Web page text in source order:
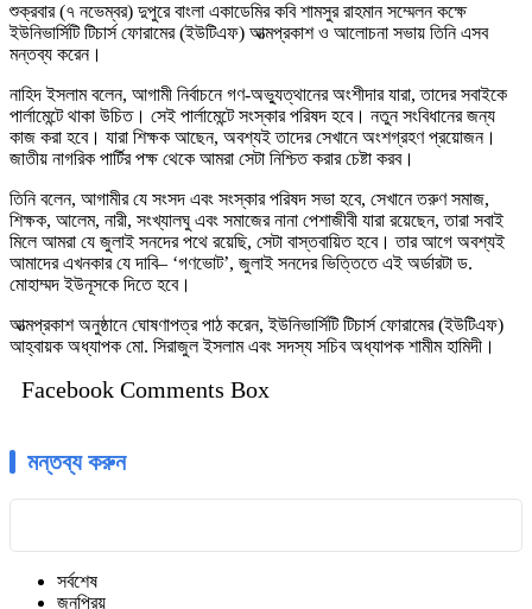
শুক্রবার (৭ নভেম্বর) দুপুরে বাংলা একাডেমির কবি শামসুর রাহমান সম্মেলন কক্ষে
ইউনিভার্সিটি টিচার্স ফোরামের (ইউটিএফ) আত্মপ্রকাশ ও আলোচনা সভায় তিনি এসব
মন্তব্য করেন।
নাহিদ ইসলাম বলেন, আগামী নির্বাচনে গণ-অভ্যুত্থানের অংশীদার যারা, তাদের সবাইকে
পার্লামেন্টে থাকা উচিত। সেই পার্লামেন্টে সংস্কার পরিষদ হবে। নতুন সংবিধানের জন্য
কাজ করা হবে। যারা শিক্ষক আছেন, অবশ্যই তাদের সেখানে অংশগ্রহণ প্রয়োজন।
জাতীয় নাগরিক পার্টির পক্ষ থেকে আমরা সেটা নিশ্চিত করার চেষ্টা করব।
তিনি বলেন, আগামীর যে সংসদ এবং সংস্কার পরিষদ সভা হবে, সেখানে তরুণ সমাজ,
শিক্ষক, আলেম, নারী, সংখ্যালঘু এবং সমাজের নানা পেশাজীবী যারা রয়েছেন, তারা সবাই
মিলে আমরা যে জুলাই সনদের পথে রয়েছি, সেটা বাস্তবায়িত হবে। তার আগে অবশ্যই
আমাদের এখনকার যে দাবি– ‘গণভোট’, জুলাই সনদের ভিত্তিতে এই অর্ডারটা ড.
মোহাম্মদ ইউনূসকে দিতে হবে।
আত্মপ্রকাশ অনুষ্ঠানে ঘোষণাপত্র পাঠ করেন, ইউনিভার্সিটি টিচার্স ফোরামের (ইউটিএফ)
আহ্বায়ক অধ্যাপক মো. সিরাজুল ইসলাম এবং সদস্য সচিব অধ্যাপক শামীম হামিদী।
Facebook Comments Box
মন্তব্য করুন
সর্বশেষ
জনপ্রিয়